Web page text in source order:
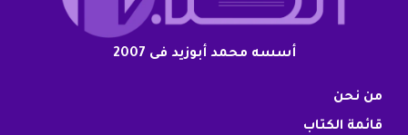
أسسه محمد أبوزيد فى 2007
من نحن
قائمة الكتاب